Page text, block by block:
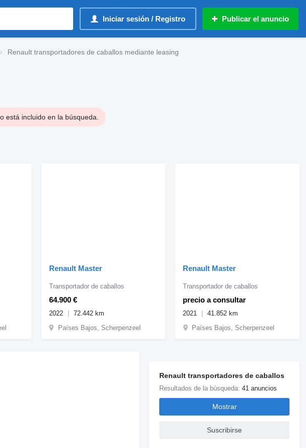
Iniciar sesión / Registro Publicar el anuncio
Renault transportadores de caballos mediante leasing
está incluido en la búsqueda.
Renault Master
64.900 €
Transportador de caballos
2022
72.442 km
Países Bajos, Scherpenzeel
Renault Master
precio a consultar
Transportador de caballos
2021
41.852 km
Países Bajos, Scherpenzeel
Renault transportadores de caballos
Resultados de la búsqueda:41 anuncios
Mostrar
Suscribirse